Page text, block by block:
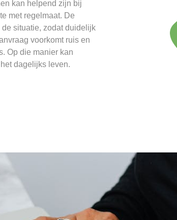
kan helpend zijn bij
met regelmaat. De
situatie, zodat duidelijk
voorkomt ruis en
Op die manier kan
dagelijks leven.